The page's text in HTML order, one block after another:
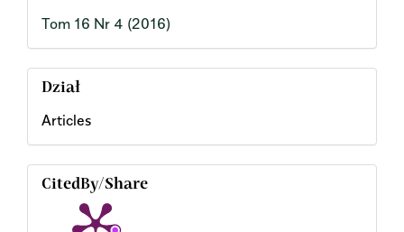
Tom 16 Nr 4 (2016)
Dział
Articles
CitedBy/Share